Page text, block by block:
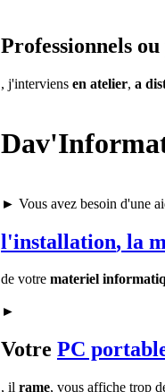
Professionnels
, j'interviens en atelier, a
► Vous avez besoin d'une
l'installation, la
de votre materiel
►
Votre PC
, il rame, vous affiche trop